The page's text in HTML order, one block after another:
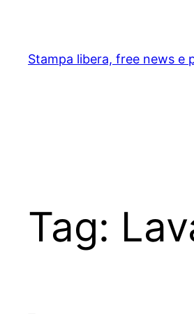
content
Stampa libera, free news e
Tag: